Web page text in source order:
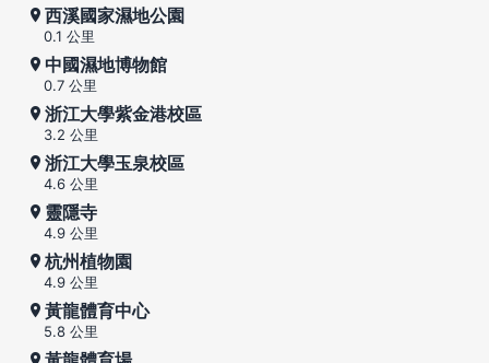
西溪國家濕地公園
0.1 公里
中國濕地博物館
0.7 公里
浙江大學紫金港校區
3.2 公里
浙江大學玉泉校區
4.6 公里
靈隱寺
4.9 公里
杭州植物園
4.9 公里
黃龍體育中心
5.8 公里